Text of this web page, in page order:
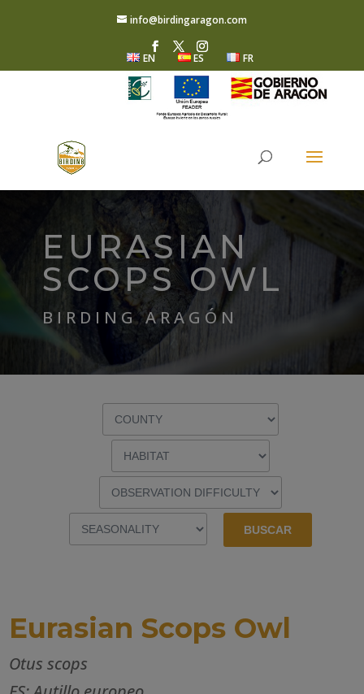
info@birdingaragon.com
EN ES FR
EURASIAN
SCOPS OWL
BIRDING ARAGÓN
Eurasian Scops Owl
Otus scops